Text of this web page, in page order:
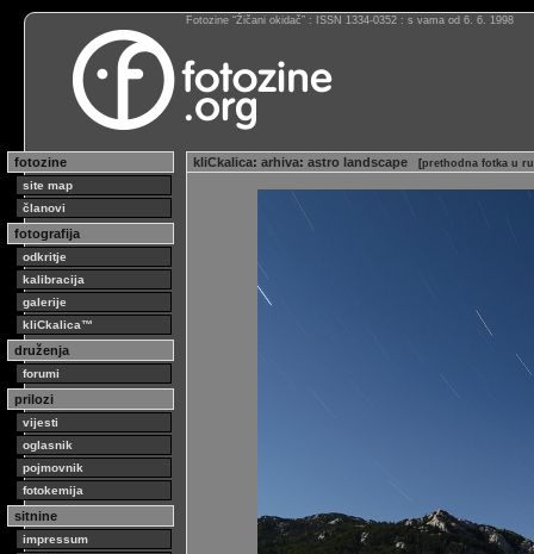
Fotozine “Žičani okidač” : ISSN 1334-0352 : s vama od 6. 6. 1998
fotozine
site map
članovi
fotografija
odkritje
kalibracija
galerije
kliCkalica™
druženja
forumi
prilozi
vijesti
oglasnik
pojmovnik
fotokemija
sitnine
impressum
kliCkalica: arhiva: astro landscape [prethodna fotka u